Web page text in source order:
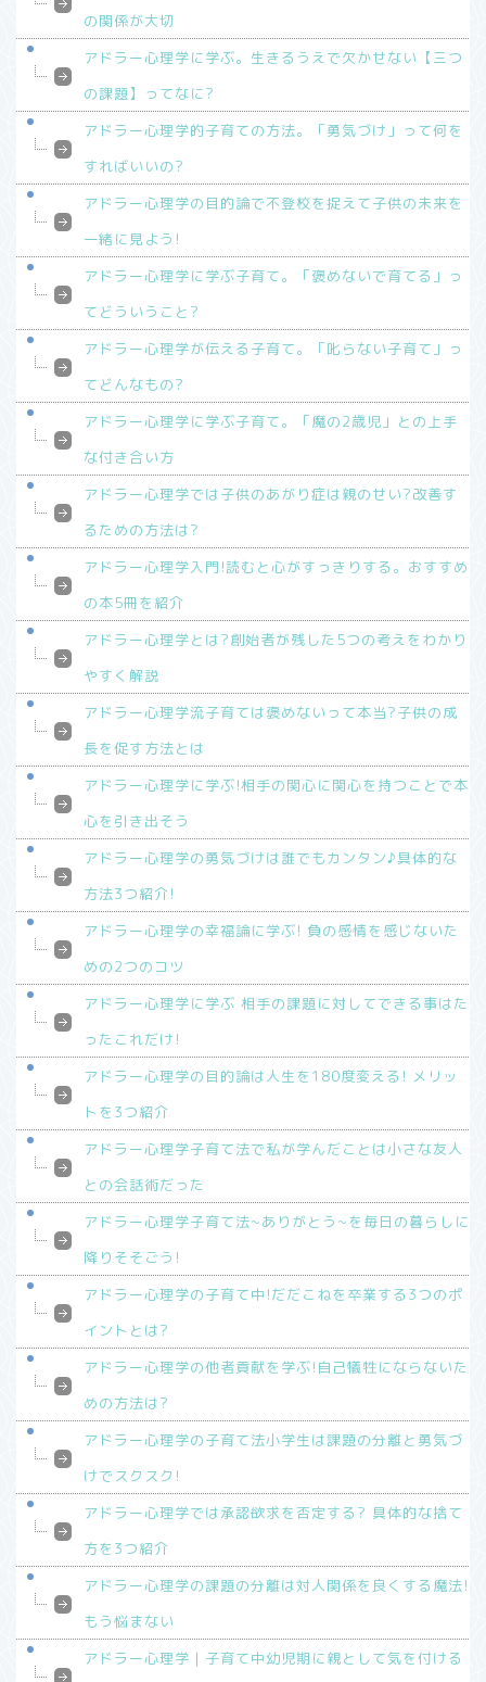
の関係が大切
アドラー心理学に学ぶ。生きるうえで欠かせない【三つ
の課題】ってなに?
アドラー心理学的子育ての方法。「勇気づけ」って何を
すればいいの?
アドラー心理学の目的論で不登校を捉えて子供の未来を
一緒に見よう!
アドラー心理学に学ぶ子育て。「褒めないで育てる」っ
てどういうこと?
アドラー心理学が伝える子育て。「叱らない子育て」っ
てどんなもの?
アドラー心理学に学ぶ子育て。「魔の2歳児」との上手
な付き合い方
アドラー心理学では子供のあがり症は親のせい?改善す
るための方法は?
アドラー心理学入門!読むと心がすっきりする。おすすめ
の本5冊を紹介
アドラー心理学とは?創始者が残した5つの考えをわかり
やすく解説
アドラー心理学流子育ては褒めないって本当?子供の成
長を促す方法とは
アドラー心理学に学ぶ!相手の関心に関心を持つことで本
心を引き出そう
アドラー心理学の勇気づけは誰でもカンタン♪具体的な
方法3つ紹介!
アドラー心理学の幸福論に学ぶ! 負の感情を感じないた
めの2つのコツ
アドラー心理学に学ぶ 相手の課題に対してできる事はた
ったこれだけ!
アドラー心理学の目的論は人生を180度変える! メリッ
トを3つ紹介
アドラー心理学子育て法で私が学んだことは小さな友人
との会話術だった
アドラー心理学子育て法~ありがとう~を毎日の暮らしに
降りそそごう!
アドラー心理学の子育て中!だだこねを卒業する3つのポ
イントとは?
アドラー心理学の他者貢献を学ぶ!自己犠牲にならないた
めの方法は?
アドラー心理学の子育て法小学生は課題の分離と勇気づ
けでスクスク!
アドラー心理学では承認欲求を否定する? 具体的な捨て
方を3つ紹介
アドラー心理学の課題の分離は対人関係を良くする魔法!
もう悩まない
アドラー心理学｜子育て中幼児期に親として気を付ける